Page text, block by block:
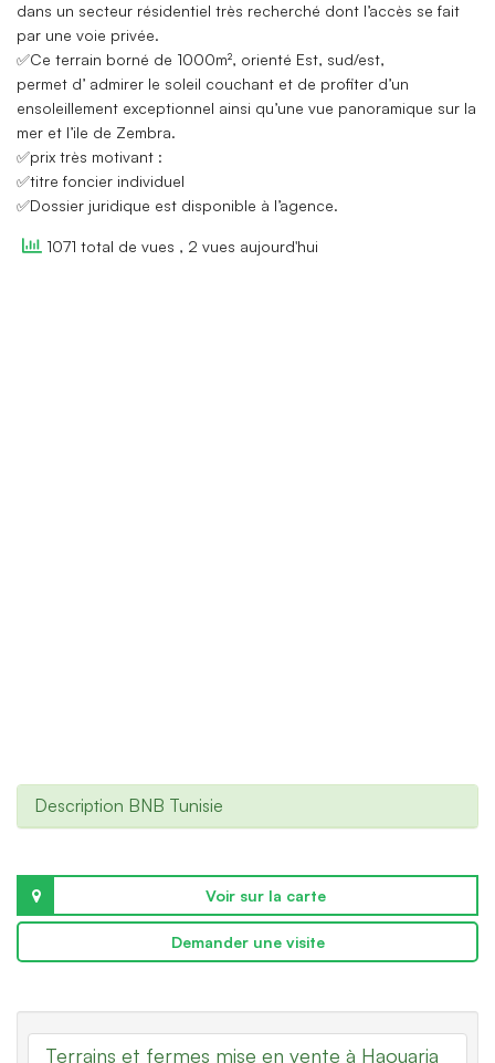
dans un secteur résidentiel très recherché dont l’accès se fait
par une voie privée.
✅Ce terrain borné de 1000m², orienté Est, sud/est,
permet d’ admirer le soleil couchant et de profiter d’un
ensoleillement exceptionnel ainsi qu’une vue panoramique sur la
mer et l’ile de Zembra.
✅prix très motivant :
✅titre foncier individuel
✅Dossier juridique est disponible à l’agence.
1071 total de vues , 2 vues aujourd'hui
Description BNB Tunisie
Voir sur la carte
Demander une visite
Terrains et fermes mise en vente à Haouaria